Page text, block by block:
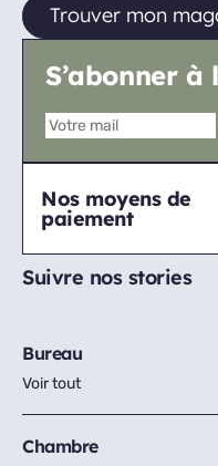
Trouver mon
S’abonner
Nos moyens de
paiement
Suivre nos stories
Bureau
Voir tout
Chambre